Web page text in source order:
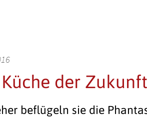
der Zukunft
beflügeln sie die